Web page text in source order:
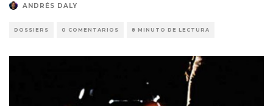
ANDRÉS DALY
DOSSIERS 0 COMENTARIOS 8 MINUTO DE LECTURA